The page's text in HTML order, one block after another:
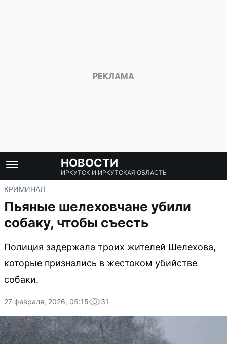
НОВОСТИ
ИРКУТСК И ИРКУТСКАЯ ОБЛАСТЬ
КРИМИНАЛ
Пьяные шелеховчане убили
собаку, чтобы съесть
Полиция задержала троих жителей Шелехова,
которые признались в жестоком убийстве
собаки.
27 февраля, 2026, 05:15 31